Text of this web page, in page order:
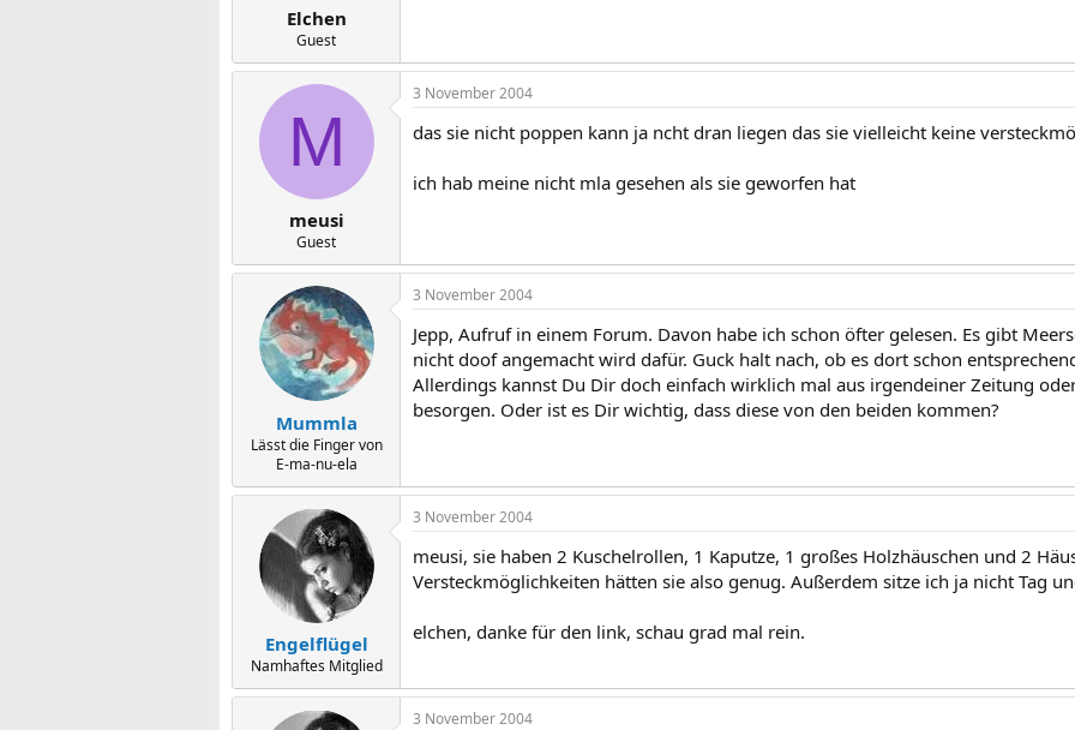
Elchen
Guest
M
meusi
Guest
3 November 2004
das sie nicht poppen kann ja ncht dran liegen das sie vielleicht keine
ich hab meine nicht mla gesehen als sie geworfen hat
Mummla
Lässt die Finger von
E-ma-nu-ela
3 November 2004
Jepp, Aufruf in einem Forum. Davon habe ich schon öfter gelesen. Es gibt
nicht doof angemacht wird dafür. Guck halt nach, ob es dort schon
Allerdings kannst Du Dir doch einfach wirklich mal aus irgendeiner Zeitung
besorgen. Oder ist es Dir wichtig, dass diese von den beiden kommen?
Engelflügel
Namhaftes Mitglied
3 November 2004
meusi, sie haben 2 Kuschelrollen, 1 Kaputze, 1 großes Holzhäuschen und 2
Versteckmöglichkeiten hätten sie also genug. Außerdem sitze ich ja nicht Tag
elchen, danke für den link, schau grad mal rein.
3 November 2004